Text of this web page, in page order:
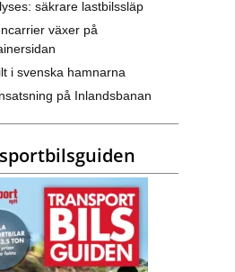
säkrare lastbilssläp
växer på
i svenska hamnarna
på Inlandsbanan